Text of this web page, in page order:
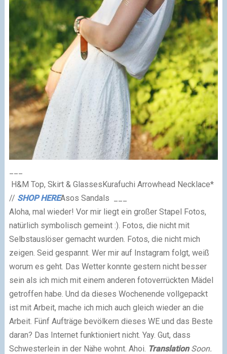
H&M Top, Skirt & GlassesKurafuchi Arrowhead Necklace*
// SHOP HEREAsos Sandals
Aloha, mal wieder! Vor mir liegt ein großer Stapel Fotos,
natürlich symbolisch gemeint :). Fotos, die nicht mit
Selbstauslöser gemacht wurden. Fotos, die nicht mich
zeigen. Seid gespannt. Wer mir auf Instagram folgt, weiß
worum es geht. Das Wetter konnte gestern nicht besser
sein als ich mich mit einem anderen fotoverrückten Mädel
getroffen habe. Und da dieses Wochenende vollgepackt
ist mit Arbeit, mache ich mich auch gleich wieder an die
Arbeit. Fünf Aufträge bevölkern dieses WE und das Beste
daran? Das Internet funktioniert nicht. Yay. Gut, dass
Schwesterlein in der Nähe wohnt. Ahoi. TranslationSoon.